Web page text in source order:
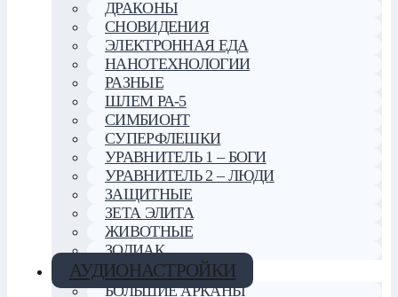
ДРАКОНЫ
СНОВИДЕНИЯ
ЭЛЕКТРОННАЯ ЕДА
НАНОТЕХНОЛОГИИ
РАЗНЫЕ
ШЛЕМ РА-5
СИМБИОНТ
СУПЕРФЛЕШКИ
УРАВНИТЕЛЬ 1 – БОГИ
УРАВНИТЕЛЬ 2 – ЛЮДИ
ЗАЩИТНЫЕ
ЗЕТА ЭЛИТА
ЖИВОТНЫЕ
ЗОДИАК
АУДИОНАСТРОЙКИ
БОЛЬШИЕ АРКАНЫ